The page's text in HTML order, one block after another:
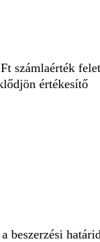
számlaérték
értékesítő
beszerzési